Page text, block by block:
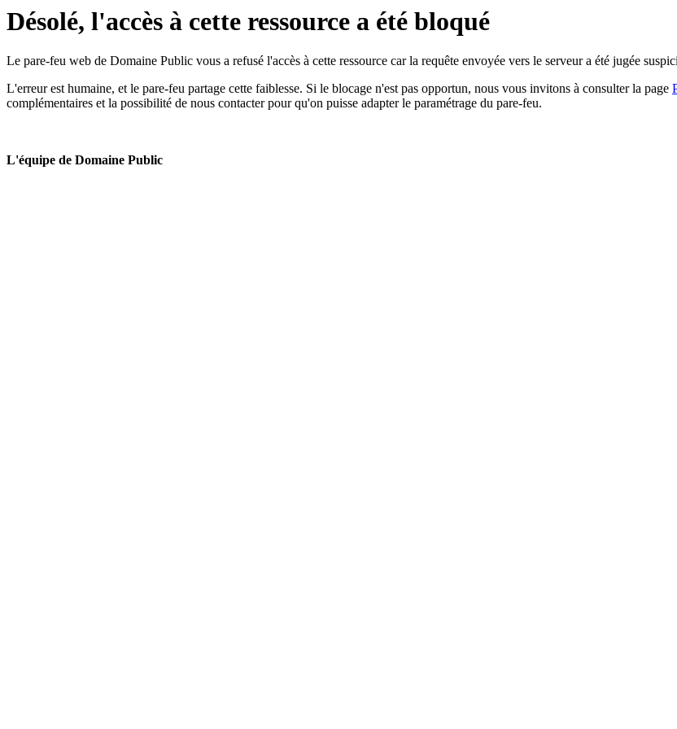
Désolé, l'accès à cette ressource a été bloqué
Le pare-feu web de Domaine Public vous a refusé l'accès à cette ressource car la requête envoyée vers le serveur a été jugée
L'erreur est humaine, et le pare-feu partage cette faiblesse. Si le blocage n'est pas opportun, nous vous invitons à consulter la page
complémentaires et la possibilité de nous contacter pour qu'on puisse adapter le paramétrage du pare-feu.
L'équipe de Domaine Public